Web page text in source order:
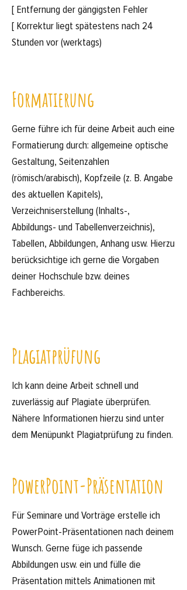
[ Entfernung der gängigsten Fehler
[ Korrektur liegt spätestens nach 24
Stunden vor (werktags)
Formatierung
Gerne führe ich für deine Arbeit auch eine
Formatierung durch: allgemeine optische
Gestaltung, Seitenzahlen
(römisch/arabisch), Kopfzeile (z. B. Angabe
des aktuellen Kapitels),
Verzeichniserstellung (Inhalts-,
Abbildungs- und Tabellenverzeichnis),
Tabellen, Abbildungen, Anhang usw. Hierzu
berücksichtige ich gerne die Vorgaben
deiner Hochschule bzw. deines
Fachbereichs.
Plagiatprüfung
Ich kann deine Arbeit schnell und
zuverlässig auf Plagiate überprüfen.
Nähere Informationen hierzu sind unter
dem Menüpunkt Plagiatprüfung zu finden.
PowerPoint-Präsentation
Für Seminare und Vorträge erstelle ich
PowerPoint-Präsentationen nach deinem
Wunsch. Gerne füge ich passende
Abbildungen usw. ein und fülle die
Präsentation mittels Animationen mit